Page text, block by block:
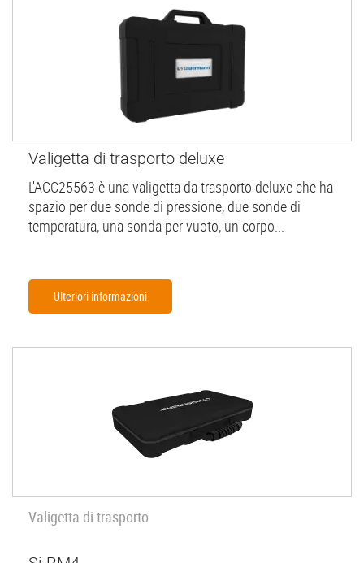
Valigetta di trasporto deluxe
L'ACC25563 è una valigetta da trasporto deluxe che ha
spazio per due sonde di pressione, due sonde di
temperatura, una sonda per vuoto, un corpo...
Ulteriori informazioni
Valigetta di trasporto